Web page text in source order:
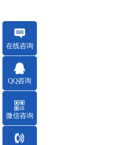
在线咨询
QQ咨询
微信咨询